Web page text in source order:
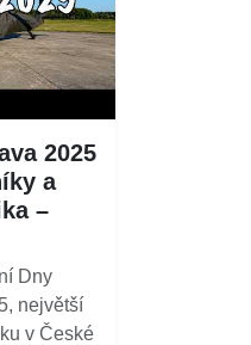
2025
a
–
Dny
největší
v České